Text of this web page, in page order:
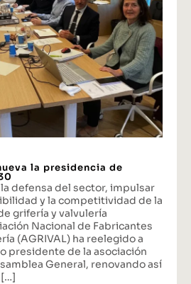
la presidencia de
defensa del sector, impulsar
y la competitividad de la
grifería y valvulería
Nacional de Fabricantes
(AGRIVAL) ha reelegido a
presidente de la asociación
General, renovando así
[…]